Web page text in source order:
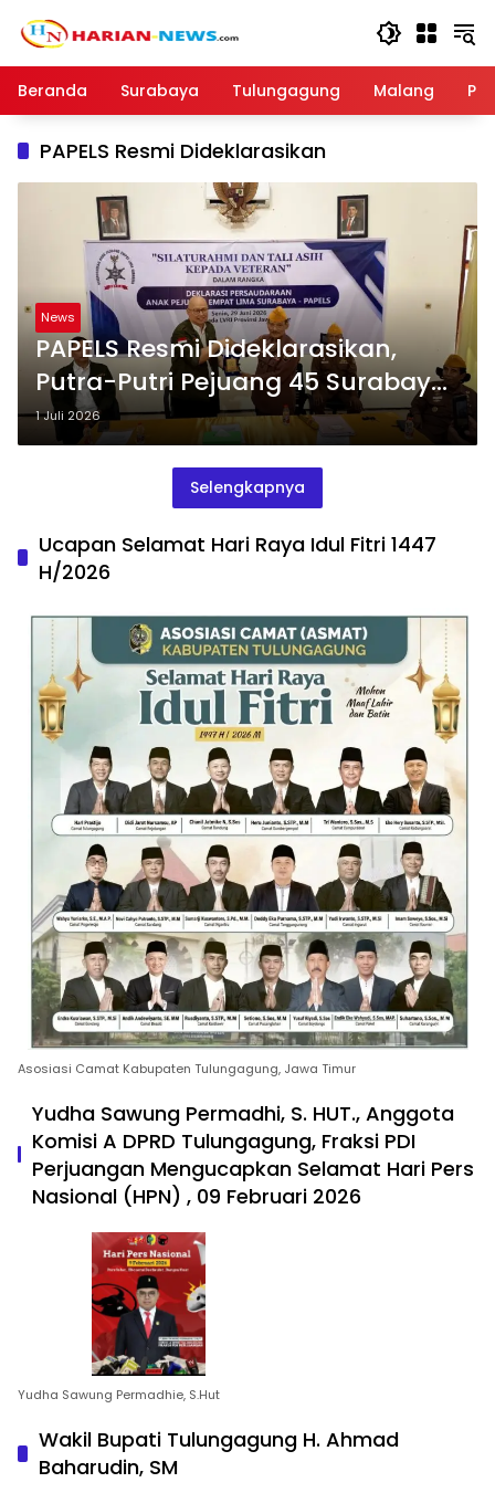
Beranda
Surabaya Tulungagung Malang
PAPELS Resmi Dideklarasikan
News
PAPELS Resmi Dideklarasikan,
Putra-Putri Pejuang 45 Surabaya
Bersatu Lanjutkan Api
Kepahlawanan
1 Juli 2026
Selengkapnya
Ucapan Selamat Hari Raya Idul Fitri 1447
H/2026
Asosiasi Camat Kabupaten Tulungagung, Jawa Timur
Yudha Sawung Permadhi, S. HUT., Anggota
Komisi A DPRD Tulungagung, Fraksi PDI
Perjuangan Mengucapkan Selamat Hari Pers
Nasional (HPN) , 09 Februari 2026
Yudha Sawung Permadhie, S.Hut
Wakil Bupati Tulungagung H. Ahmad
Baharudin, SM